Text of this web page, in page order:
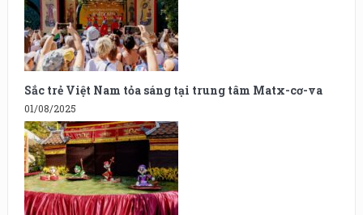
Sắc trẻ Việt Nam tỏa sáng tại trung tâm Matx-cơ-va
01/08/2025